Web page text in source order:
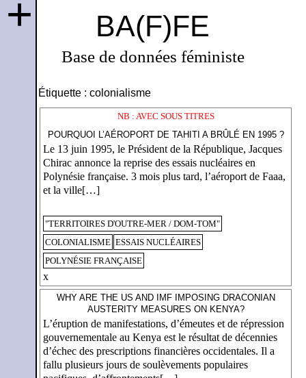
BA(F)FE
Base de données féministe
+
Étiquette : colonialisme
NB : AVEC SOUS TITRES
POURQUOI L’AÉROPORT DE TAHITI A BRÛLÉ EN 1995 ?
Le 13 juin 1995, le Président de la République, Jacques
Chirac annonce la reprise des essais nucléaires en
Polynésie française. 3 mois plus tard, l’aéroport de Faaa,
et la ville[…]
"TERRITOIRES D'OUTRE-MER / DOM-TOM"
COLONIALISME ESSAIS NUCLÉAIRES
POLYNÉSIE FRANÇAISE
x
WHY ARE THE US AND IMF IMPOSING DRACONIAN
AUSTERITY MEASURES ON KENYA?
L’éruption de manifestations, d’émeutes et de répression
gouvernementale au Kenya est le résultat de décennies
d’échec des prescriptions financières occidentales. Il a
fallu plusieurs jours de soulèvements populaires